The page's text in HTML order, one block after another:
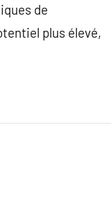
de
plus élevé,